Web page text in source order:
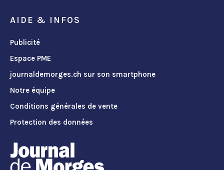
AIDE & INFOS
Publicité
Espace PME
journaldemorges.ch sur son smartphone
Notre équipe
Conditions générales de vente
Protection des données